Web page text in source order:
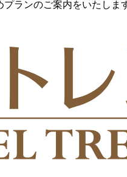
ランのご案内をいたしま